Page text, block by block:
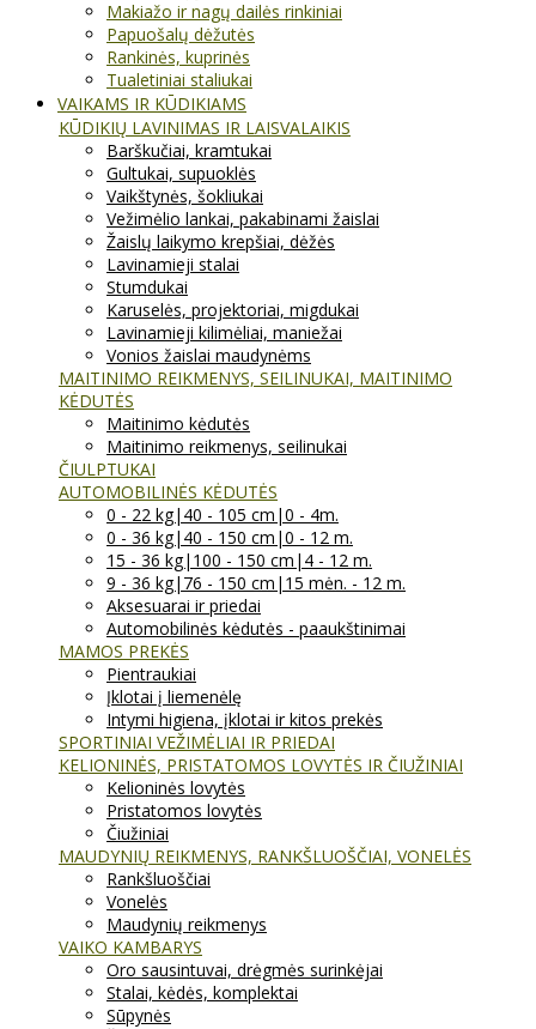
Makiažo ir nagų dailės rinkiniai
Papuošalų dėžutės
Rankinės, kuprinės
Tualetiniai staliukai
VAIKAMS IR KŪDIKIAMS
KŪDIKIŲ LAVINIMAS IR LAISVALAIKIS
Barškučiai, kramtukai
Gultukai, supuoklės
Vaikštynės, šokliukai
Vežimėlio lankai, pakabinami žaislai
Žaislų laikymo krepšiai, dėžės
Lavinamieji stalai
Stumdukai
Karuselės, projektoriai, migdukai
Lavinamieji kilimėliai, maniežai
Vonios žaislai maudynėms
MAITINIMO REIKMENYS, SEILINUKAI, MAITINIMO
KĖDUTĖS
Maitinimo kėdutės
Maitinimo reikmenys, seilinukai
ČIULPTUKAI
AUTOMOBILINĖS KĖDUTĖS
0 - 22 kg|40 - 105 cm|0 - 4m.
0 - 36 kg|40 - 150 cm|0 - 12 m.
15 - 36 kg|100 - 150 cm|4 - 12 m.
9 - 36 kg|76 - 150 cm|15 mėn. - 12 m.
Aksesuarai ir priedai
Automobilinės kėdutės - paaukštinimai
MAMOS PREKĖS
Pientraukiai
Įklotai į liemenėlę
Intymi higiena, įklotai ir kitos prekės
SPORTINIAI VEŽIMĖLIAI IR PRIEDAI
KELIONINĖS, PRISTATOMOS LOVYTĖS IR ČIUŽINIAI
Kelioninės lovytės
Pristatomos lovytės
Čiužiniai
MAUDYNIŲ REIKMENYS, RANKŠLUOŠČIAI, VONELĖS
Rankšluoščiai
Vonelės
Maudynių reikmenys
VAIKO KAMBARYS
Oro sausintuvai, drėgmės surinkėjai
Stalai, kėdės, komplektai
Sūpynės